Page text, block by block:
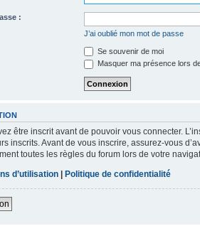
:
J’ai oublié mon mot de passe
Se souvenir de moi
Masquer ma présence lors
être inscrit avant de pouvoir vous connecter.
inscrits. Avant de vous inscrire, assurez-vous
toutes les règles du forum lors de votre
d’utilisation
Politique de confidentialité